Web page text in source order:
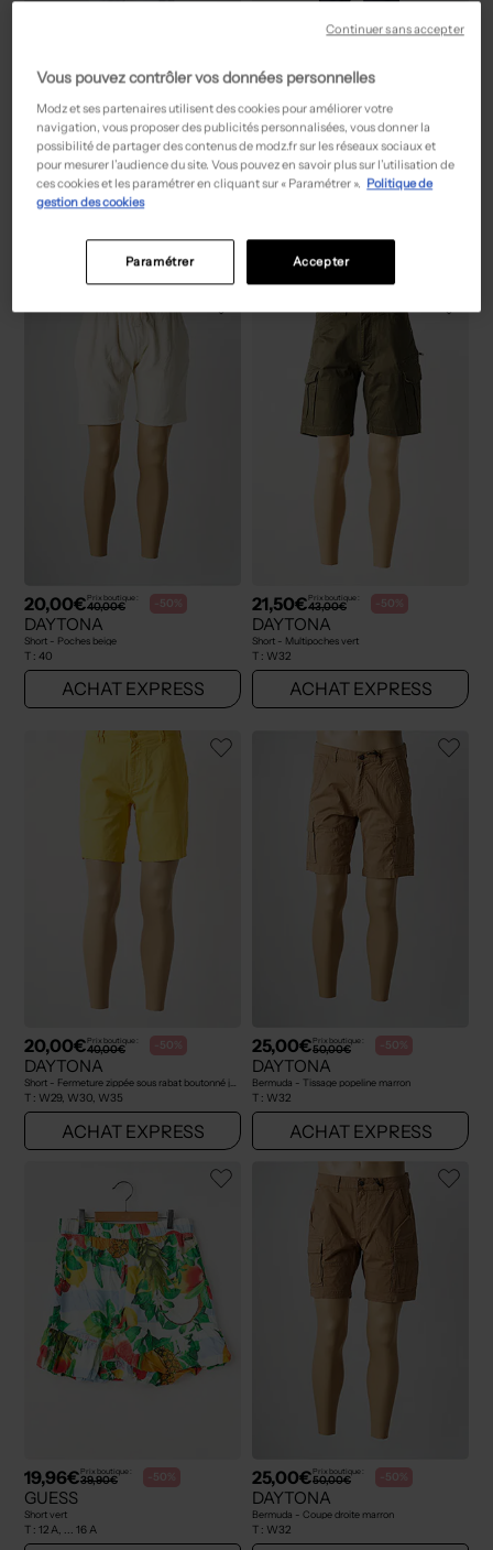
94,50€Prix boutique :
189,00€ -50%
JOSEPH RIBKOFF
Corsaire - Taille élastique blanc
ACHAT EXPRESS
94,50€Prix boutique :
189,00€ -50%
JOSEPH RIBKOFF
ACHAT EXPRESS
20,00€Prix boutique :
40,00€ -50%
DAYTONA
Short - Poches beige
T : 40
ACHAT EXPRESS
21,50€Prix boutique :
43,00€ -50%
DAYTONA
Short - Multipoches vert
T : W32
ACHAT EXPRESS
20,00€Prix boutique :
40,00€ -50%
DAYTONA
T : W29, W30, W35
ACHAT EXPRESS
25,00€Prix boutique :
50,00€ -50%
DAYTONA
Bermuda - Tissage popeline marron
T : W32
ACHAT EXPRESS
19,96€Prix boutique :
39,90€ -50%
GUESS
Short vert
T : 12 A, ... 16 A
25,00€Prix boutique :
50,00€ -50%
DAYTONA
Bermuda - Coupe droite marron
T : W32
Vous pouvez contrôler vos données personnelles
Modz et ses partenaires utilisent des cookies pour améliorer votre
navigation, vous proposer des publicités personnalisées, vous donner la
possibilité de partager des contenus de modz.fr sur les réseaux sociaux et
pour mesurer l’audience du site. Vous pouvez en savoir plus sur l’utilisation de
ces cookies et les paramétrer en cliquant sur « Paramétrer ». Politique de
gestion des cookies
Accepter
Paramétrer
Continuer sans accepter